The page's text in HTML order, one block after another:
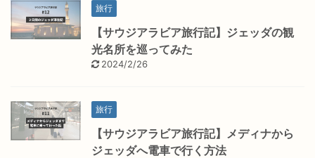
旅行
【サウジアラビア旅行記】ジェッダの観
光名所を巡ってみた
2024/2/26
旅行
【サウジアラビア旅行記】メディナから
ジェッダへ電車で行く方法